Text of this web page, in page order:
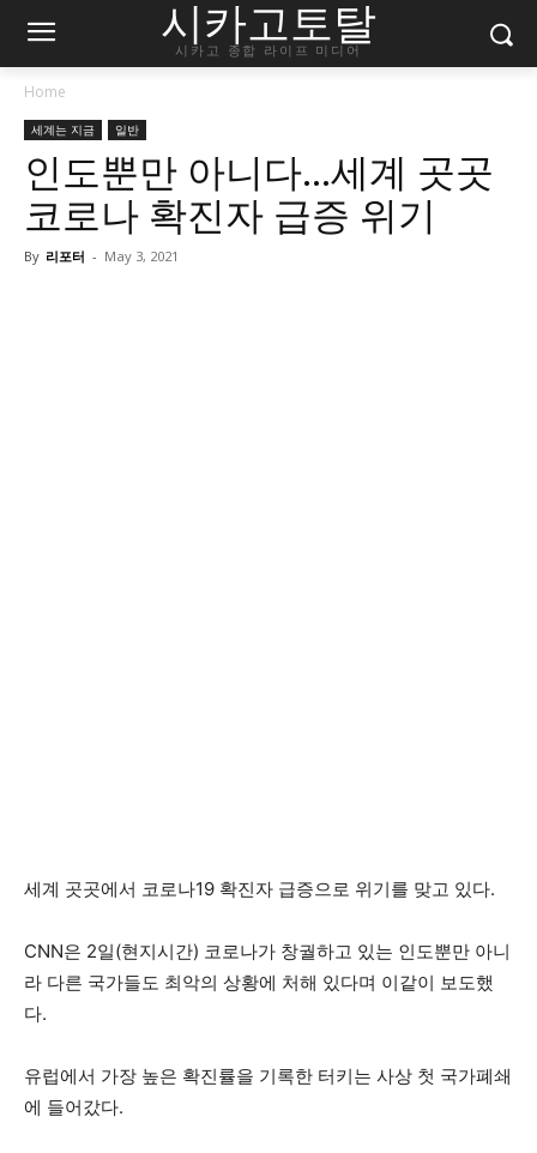
시카고토탈
시카고 종합 라이프 미디어
Home
세계는 지금 일반
인도뿐만 아니다…세계 곳곳
코로나 확진자 급증 위기
By 리포터 - May 3, 2021
세계 곳곳에서 코로나19 확진자 급증으로 위기를 맞고 있다.
CNN은 2일(현지시간) 코로나가 창궐하고 있는 인도뿐만 아니
라 다른 국가들도 최악의 상황에 처해 있다며 이같이 보도했
다.
유럽에서 가장 높은 확진률을 기록한 터키는 사상 첫 국가폐쇄
에 들어갔다.